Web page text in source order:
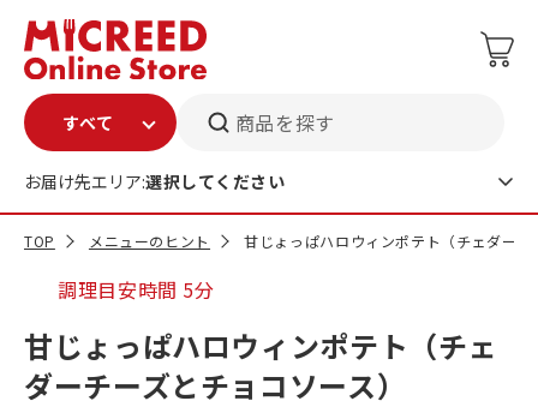
商品を探す
お届け先エリア:選択してください
TOP メニューのヒント 甘じょっぱハロウィンポテト（チェダーチ
調理目安時間 5分
甘じょっぱハロウィンポテト（チェ
ダーチーズとチョコソース）